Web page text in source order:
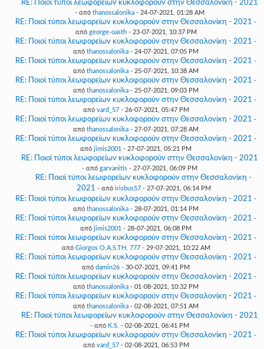
RE: Ποιοί τύποι λεωφορείων κυκλοφορούν στην Θεσσαλονίκη - 2021
- από thanossalonika - 24-07-2021, 01:28 AM
RE: Ποιοί τύποι λεωφορείων κυκλοφορούν στην Θεσσαλονίκη - 2021 -
από george-oasth- 23-07-2021, 10:37 PM
RE: Ποιοί τύποι λεωφορείων κυκλοφορούν στην Θεσσαλονίκη - 2021 -
από thanossalonika - 24-07-2021, 07:05 PM
RE: Ποιοί τύποι λεωφορείων κυκλοφορούν στην Θεσσαλονίκη - 2021 -
από thanossalonika - 25-07-2021, 10:38 AM
RE: Ποιοί τύποι λεωφορείων κυκλοφορούν στην Θεσσαλονίκη - 2021 -
από thanossalonika - 25-07-2021, 09:03 PM
RE: Ποιοί τύποι λεωφορείων κυκλοφορούν στην Θεσσαλονίκη - 2021 -
από vard_57- 26-07-2021, 05:47 PM
RE: Ποιοί τύποι λεωφορείων κυκλοφορούν στην Θεσσαλονίκη - 2021 -
από thanossalonika - 27-07-2021, 07:28 AM
RE: Ποιοί τύποι λεωφορείων κυκλοφορούν στην Θεσσαλονίκη - 2021 -
από jimis2001 - 27-07-2021, 05:21 PM
RE: Ποιοί τύποι λεωφορείων κυκλοφορούν στην Θεσσαλονίκη - 2021
- από garvanitis - 27-07-2021, 06:09 PM
RE: Ποιοί τύποι λεωφορείων κυκλοφορούν στην Θεσσαλονίκη -
2021 - από irisbus57- 27-07-2021, 06:14 PM
RE: Ποιοί τύποι λεωφορείων κυκλοφορούν στην Θεσσαλονίκη - 2021 -
από thanossalonika - 28-07-2021, 01:14 PM
RE: Ποιοί τύποι λεωφορείων κυκλοφορούν στην Θεσσαλονίκη - 2021 -
από jimis2001 - 28-07-2021, 06:08 PM
RE: Ποιοί τύποι λεωφορείων κυκλοφορούν στην Θεσσαλονίκη - 2021 -
από Giorgos O.A.S.TH. 777- 29-07-2021, 10:22 AM
RE: Ποιοί τύποι λεωφορείων κυκλοφορούν στην Θεσσαλονίκη - 2021 -
από damin26 - 30-07-2021, 09:41 PM
RE: Ποιοί τύποι λεωφορείων κυκλοφορούν στην Θεσσαλονίκη - 2021 -
από thanossalonika - 01-08-2021, 10:32 PM
RE: Ποιοί τύποι λεωφορείων κυκλοφορούν στην Θεσσαλονίκη - 2021 -
από thanossalonika - 02-08-2021, 07:51 AM
RE: Ποιοί τύποι λεωφορείων κυκλοφορούν στην Θεσσαλονίκη - 2021
- από K.S. - 02-08-2021, 06:41 PM
RE: Ποιοί τύποι λεωφορείων κυκλοφορούν στην Θεσσαλονίκη - 2021 -
από vard_57- 02-08-2021, 06:53 PM